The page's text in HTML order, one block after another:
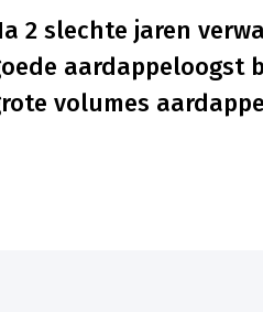
2 slechte jaren
aardappeloogst
volumes